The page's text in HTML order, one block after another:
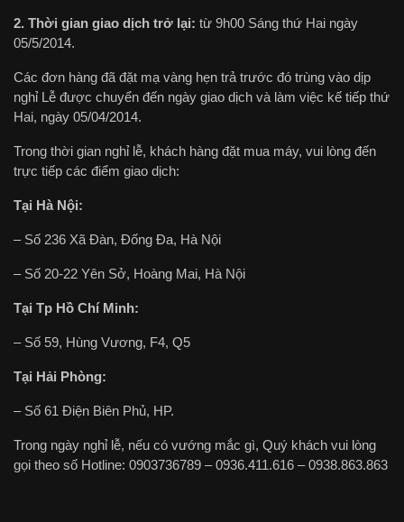
2. Thời gian giao dịch trở lại: từ 9h00 Sáng thứ Hai ngày
05/5/2014.
Các đơn hàng đã đặt mạ vàng hẹn trả trước đó trùng vào dịp
nghỉ Lễ được chuyển đến ngày giao dịch và làm việc kế tiếp thứ
Hai, ngày 05/04/2014.
Trong thời gian nghỉ lễ, khách hàng đặt mua máy, vui lòng đến
trực tiếp các điểm giao dịch:
Tại Hà Nội:
– Số 236 Xã Đàn, Đống Đa, Hà Nội
– Số 20-22 Yên Sở, Hoàng Mai, Hà Nội
Tại Tp Hồ Chí Minh:
– Số 59, Hùng Vương, F4, Q5
Tại Hải Phòng:
– Số 61 Điện Biên Phủ, HP.
Trong ngày nghỉ lễ, nếu có vướng mắc gì, Quý khách vui lòng
gọi theo số Hotline: 0903736789 – 0936.411.616 – 0938.863.863